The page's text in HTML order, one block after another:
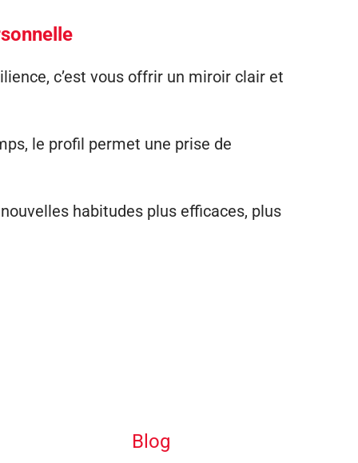
c’est vous offrir un miroir clair et
le profil permet une prise de
habitudes plus efficaces, plus
Blog